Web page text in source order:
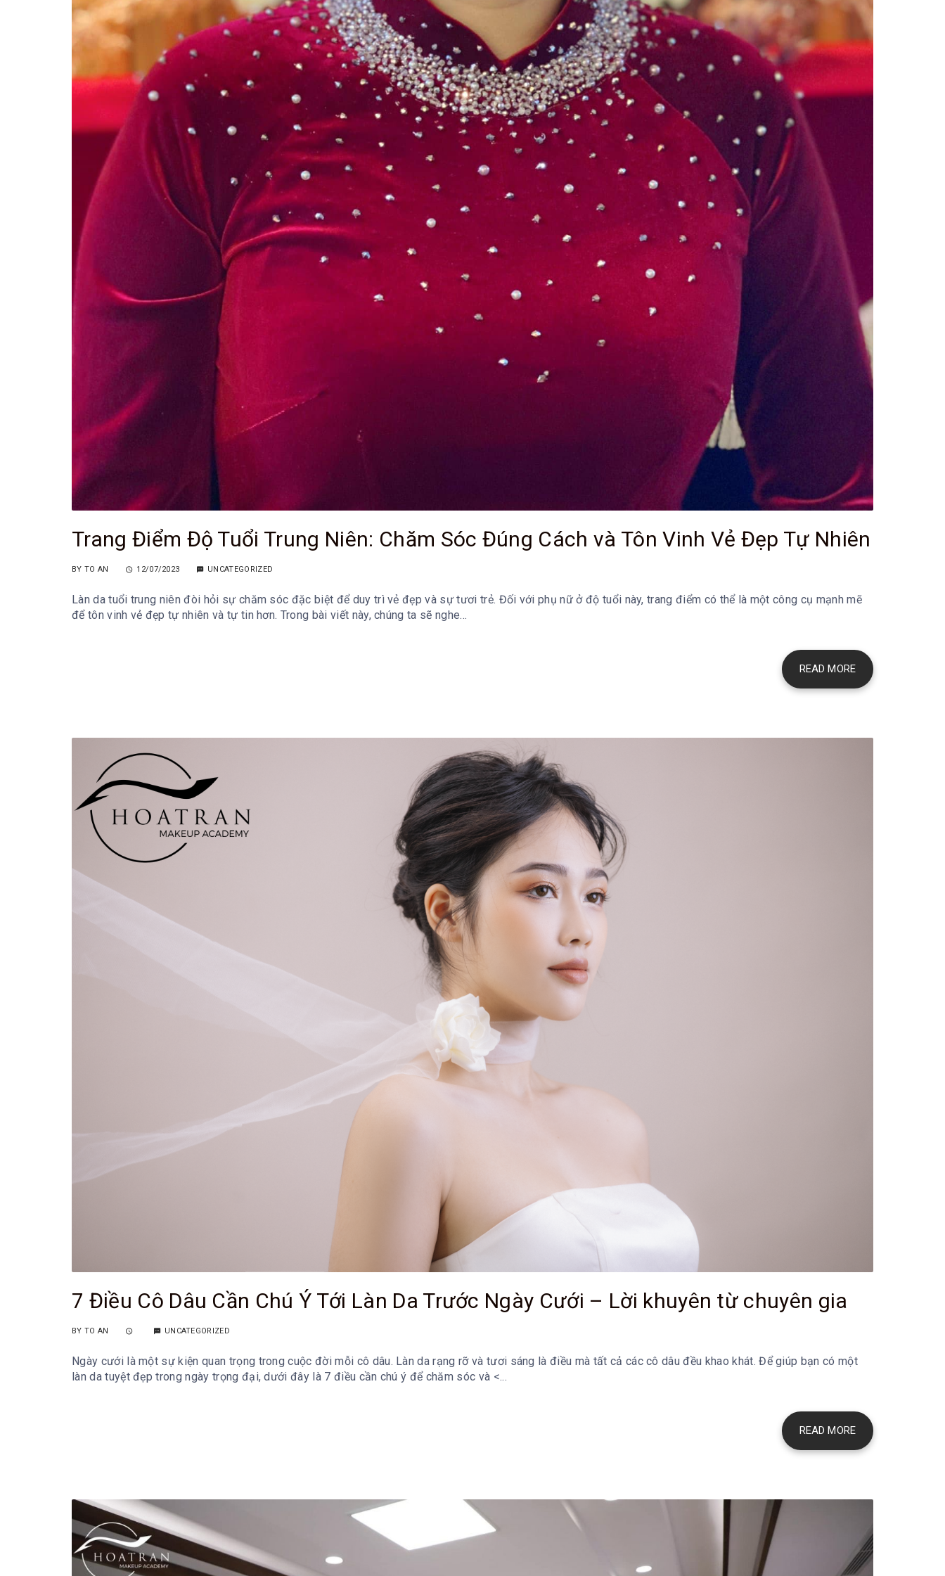
Trang Điểm Độ Tuổi Trung Niên: Chăm Sóc Đúng Cách và Tôn Vinh Vẻ Đẹp Tự Nhiên
BY TO AN 12/07/2023 UNCATEGORIZED
Làn da tuổi trung niên đòi hỏi sự chăm sóc đặc biệt để duy trì vẻ đẹp và sự tươi trẻ. Đối với phụ nữ ở độ tuổi này, trang điểm có thể là một công cụ mạnh mẽ
để tôn vinh vẻ đẹp tự nhiên và tự tin hơn. Trong bài viết này, chúng ta sẽ nghe...
READ MORE
7 Điều Cô Dâu Cần Chú Ý Tới Làn Da Trước Ngày Cưới – Lời khuyên từ chuyên gia
BY TO AN UNCATEGORIZED
Ngày cưới là một sự kiện quan trọng trong cuộc đời mỗi cô dâu. Làn da rạng rỡ và tươi sáng là điều mà tất cả các cô dâu đều khao khát. Để giúp bạn có một
làn da tuyệt đẹp trong ngày trọng đại, dưới đây là 7 điều cần chú ý để chăm sóc và <...
READ MORE